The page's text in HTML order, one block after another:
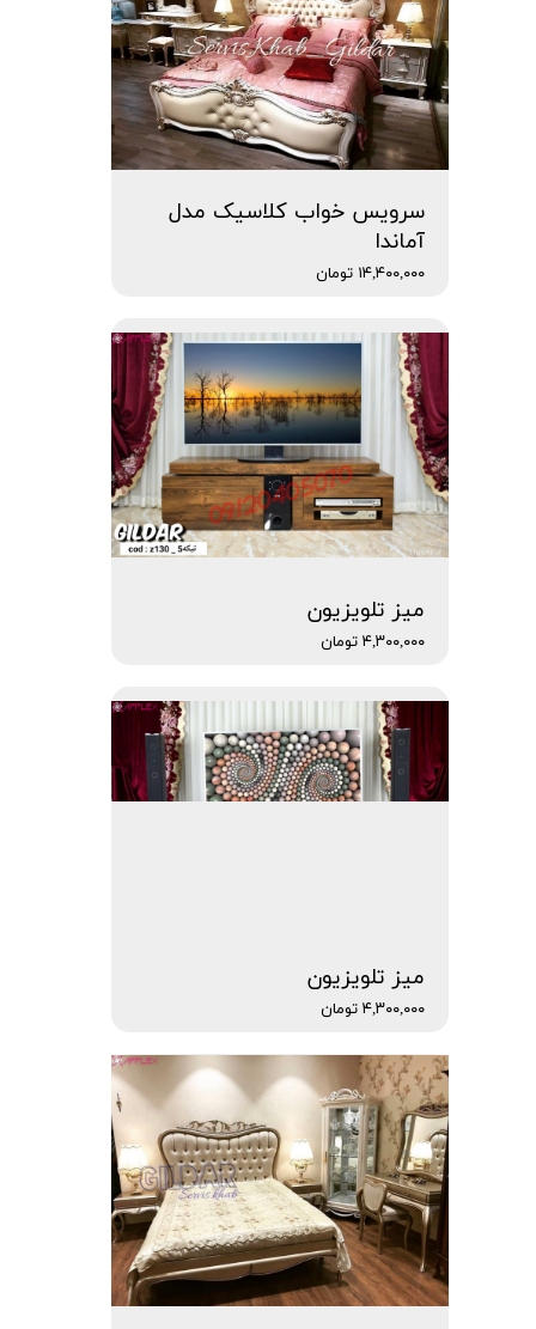
سرویس خواب کلاسیک مدل
آماندا
۱۴,۴۰۰,۰۰۰ تومان
میز تلویزیون
۴,۳۰۰,۰۰۰ تومان
میز تلویزیون
۴,۳۰۰,۰۰۰ تومان